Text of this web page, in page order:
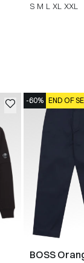
S M L XL XXL
-60% END OF
BOSS